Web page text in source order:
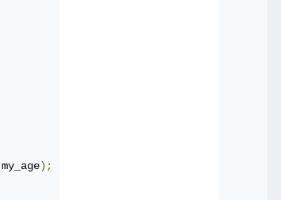
my_age);